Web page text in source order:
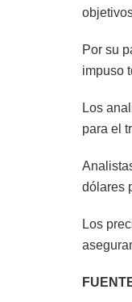
Por su
impuso
Los
para el
dólares
Los